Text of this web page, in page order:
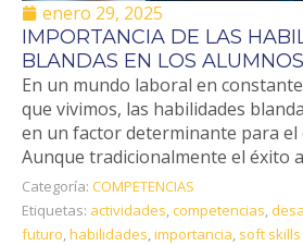
enero 29, 2025
IMPORTANCIA DE LAS
BLANDAS EN LOS ALUMNOS
En un mundo laboral en
que vivimos, las habilidades
en un factor determinante para
Aunque tradicionalmente el éxito
Categoría: COMPETENCIAS
Etiquetas: actividades,competencias,
futuro,habilidades,importancia, soft skills